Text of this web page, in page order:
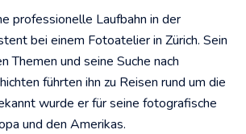
professionelle Laufbahn in der
bei einem Fotoatelier in Zürich. Sein
Themen und seine Suche nach
führten ihn zu Reisen rund um die
wurde er für seine fotografische
und den Amerikas.